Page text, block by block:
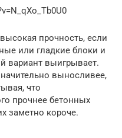
прочность, если
или гладкие блоки и
вариант выигрывает.
выносливее,
что
прочнее бетонных
заметно короче.